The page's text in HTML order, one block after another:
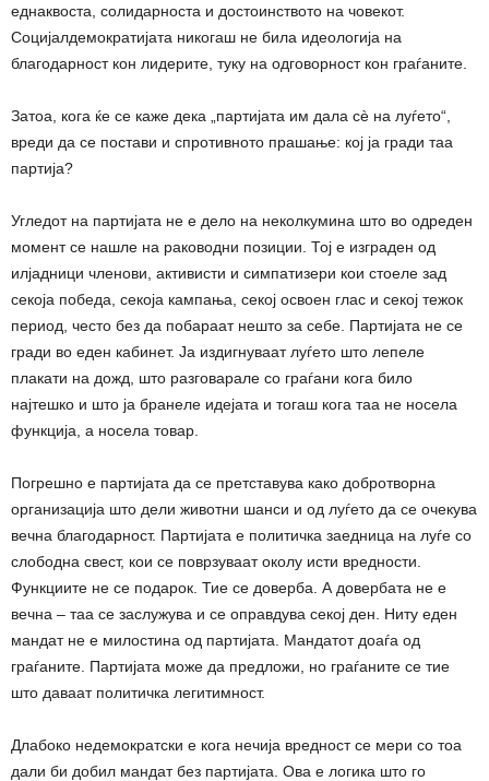
еднаквоста, солидарноста и достоинството на човекот.
Социјалдемократијата никогаш не била идеологија на
благодарност кон лидерите, туку на одговорност кон граѓаните.
Затоа, кога ќе се каже дека „партијата им дала сè на луѓето“,
вреди да се постави и спротивното прашање: кој ја гради таа
партија?
Угледот на партијата не е дело на неколкумина што во одреден
момент се нашле на раководни позиции. Тој е изграден од
илјадници членови, активисти и симпатизери кои стоеле зад
секоја победа, секоја кампања, секој освоен глас и секој тежок
период, често без да побараат нешто за себе. Партијата не се
гради во еден кабинет. Ја издигнуваат луѓето што лепеле
плакати на дожд, што разговарале со граѓани кога било
најтешко и што ја бранеле идејата и тогаш кога таа не носела
функција, а носела товар.
Погрешно е партијата да се претставува како добротворна
организација што дели животни шанси и од луѓето да се очекува
вечна благодарност. Партијата е политичка заедница на луѓе со
слободна свест, кои се поврзуваат околу исти вредности.
Функциите не се подарок. Тие се доверба. А довербата не е
вечна – таа се заслужува и се оправдува секој ден. Ниту еден
мандат не е милостина од партијата. Мандатот доаѓа од
граѓаните. Партијата може да предложи, но граѓаните се тие
што даваат политичка легитимност.
Длабоко недемократски е кога нечија вредност се мери со тоа
дали би добил мандат без партијата. Ова е логика што го